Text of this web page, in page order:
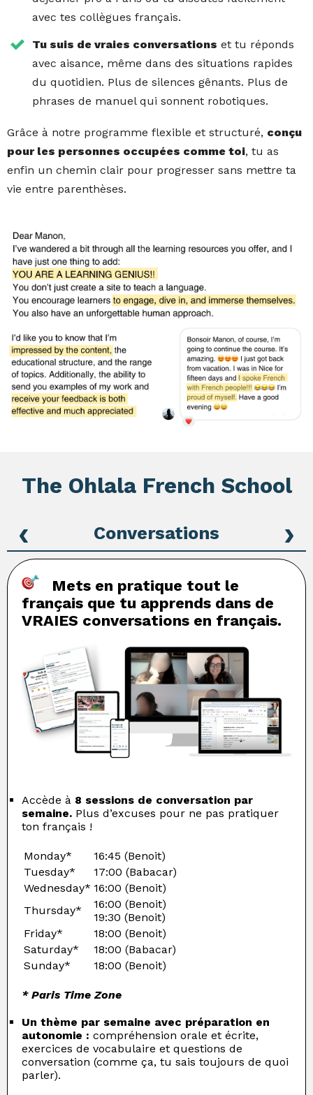
avec tes collègues français.
Tu suis de vraies conversations et tu réponds
avec aisance, même dans des situations rapides
du quotidien. Plus de silences gênants. Plus de
phrases de manuel qui sonnent robotiques.
Grâce à notre programme flexible et structuré, conçu
pour les personnes occupées comme toi, tu as
enfin un chemin clair pour progresser sans mettre ta
vie entre parenthèses.
The Ohlala French School
‹ Conversations ›
Mets en pratique tout le
français que tu apprends dans de
VRAIES conversations en français.
Accède à 8 sessions de conversation par
semaine. Plus d’excuses pour ne pas pratiquer
ton français !
Monday*
16:45 (Benoit)
Tuesday*
17:00 (Babacar)
Wednesday* 16:00 (Benoit)
Thursday*
16:00 (Benoit)
19:30 (Benoit)
Friday*
18:00 (Benoit)
Saturday*
18:00 (Babacar)
Sunday*
18:00 (Benoit)
* Paris Time Zone
Un thème par semaine avec préparation en
autonomie : compréhension orale et écrite,
exercices de vocabulaire et questions de
conversation (comme ça, tu sais toujours de quoi
parler).